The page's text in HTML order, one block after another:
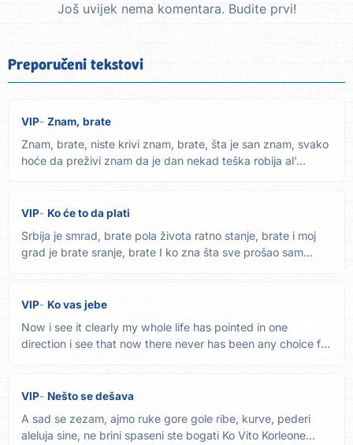
Još uvijek nema komentara. Budite prvi!
Preporučeni tekstovi
VIP Znam, brate
Znam, brate, niste krivi znam, brate, šta je san znam, svako
hoće da preživi znam da je dan nekad teška robija al'...
VIP Ko će to da plati
Srbija je smrad, brate pola života ratno stanje, brate i moj
grad je brate sranje, brate I ko zna šta sve prošao sam...
VIP Ko vas jebe
Now i see it clearly my whole life has pointed in one
direction i see that now there never has been any choice for
VIP Nešto se dešava
A sad se zezam, ajmo ruke gore gole ribe, kurve, pederi
aleluja sine, ne brini spaseni ste bogati Ko Vito Korleone